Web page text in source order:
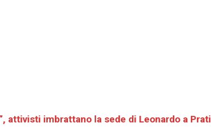
attivisti imbrattano la sede di Leonardo a Prati